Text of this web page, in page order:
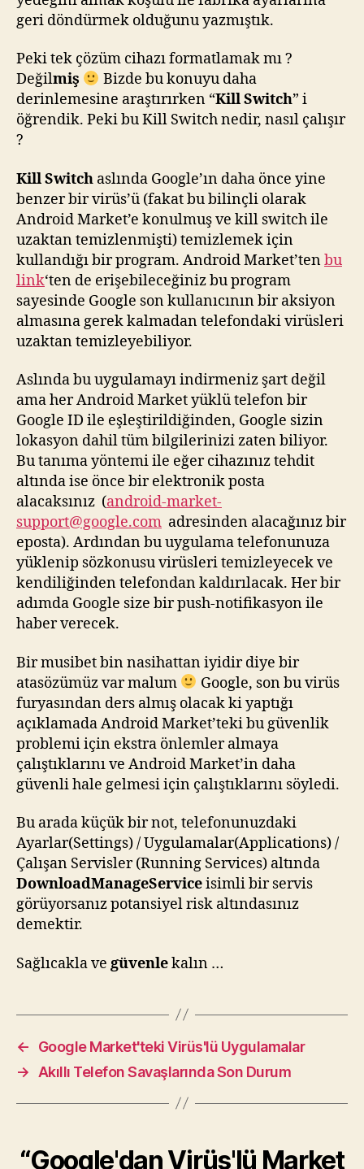
geri döndürmek olduğunu yazmıştık.
Peki tek çözüm cihazı formatlamak mı ?
Değilmiş
Bizde bu konuyu daha
derinlemesine araştırırken “Kill Switch” i
öğrendik. Peki bu Kill Switch nedir, nasıl çalışır
?
Kill Switch aslında Google’ın daha önce yine
benzer bir virüs’ü (fakat bu bilinçli olarak
Android Market’e konulmuş ve kill switch ile
uzaktan temizlenmişti) temizlemek için
kullandığı bir program. Android Market’tenbu
link‘ten de erişebileceğiniz bu program
sayesinde Google son kullanıcının bir aksiyon
almasına gerek kalmadan telefondaki virüsleri
uzaktan temizleyebiliyor.
Aslında bu uygulamayı indirmeniz şart değil
ama her Android Market yüklü telefon bir
Google ID ile eşleştirildiğinden, Google sizin
lokasyon dahil tüm bilgilerinizi zaten biliyor.
Bu tanıma yöntemi ile eğer cihazınız tehdit
altında ise önce bir elektronik posta
alacaksınız (android-market-
support@google.com adresinden alacağınız bir
eposta). Ardından bu uygulama telefonunuza
yüklenip sözkonusu virüsleri temizleyecek ve
kendiliğinden telefondan kaldırılacak. Her bir
adımda Google size bir push-notifikasyon ile
haber verecek.
Bir musibet bin nasihattan iyidir diye bir
atasözümüz var malum
Google, son bu virüs
furyasından ders almış olacak ki yaptığı
açıklamada Android Market’teki bu güvenlik
problemi için ekstra önlemler almaya
çalıştıklarını ve Android Market’in daha
güvenli hale gelmesi için çalıştıklarını söyledi.
Bu arada küçük bir not, telefonunuzdaki
Ayarlar(Settings) / Uygulamalar(Applications) /
Çalışan Servisler (Running Services) altında
DownloadManageServiceisimli bir servis
görüyorsanız potansiyel risk altındasınız
demektir.
Sağlıcakla ve güvenlekalın …
←
Google Market'teki Virüs'lü Uygulamalar
→
Akıllı Telefon Savaşlarında Son Durum
“Google'dan Virüs'lü Market